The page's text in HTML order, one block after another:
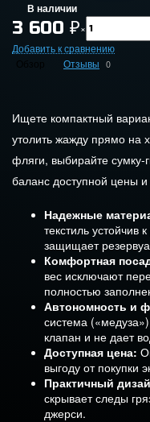
В наличии
3 600 ₽×
Добавить к сравнению
Отзывы 0
Ищете компактный
утолить жажду прямо на
фляги, выбирайте
баланс доступной цены и
Надежные
текстиль устойчив
защищает
Комфортная
вес исключают
полностью
Автономность и
система
клапан и не дает
Доступная цена:
выгоду от покупки
Практичный
скрывает следы
джерси.